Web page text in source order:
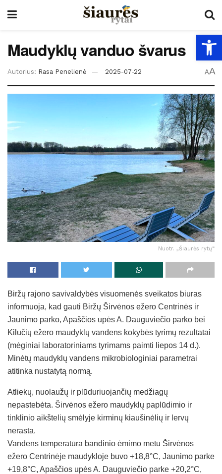
Maudyklų vanduo švarus
Autorius: Rasa Penelienė 2025-07-22 AA
Nuotr. „Šiaurės rytų“
Biržų rajono savivaldybės visuomenės sveikatos biuras
informuoja, kad gauti Biržų Širvėnos ežero Centrinės ir
Jaunimo parko, Apaščios upės A. Dauguviečio parko bei
Kilučių ežero maudyklų vandens kokybės tyrimų rezultatai
(mėginiai laboratoriniams tyrimams paimti liepos 14 d.).
Minėtų maudyklų vandens mikrobiologiniai parametrai
atitinka nustatytą normą.
Atliekų, nuolaužų ir plūduriuojančių medžiagų
nepastebėta. Širvėnos ežero maudyklų paplūdimio ir
tinklinio aikštelių smėlyje kirminų kiaušinėlių ir lervų
nerasta.
Vandens temperatūra bandinio ėmimo metu Širvėnos
ežero Centrinėje maudykloje buvo +18,8°C, Jaunimo parke
+19,8°C, Apaščios upės A. Dauguviečio parke +20,2°C,